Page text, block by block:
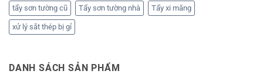
tẩy sơn tường cũ Tẩy sơn tường nhà Tẩy xi măng
xử lý sắt thép bị gỉ
DANH SÁCH SẢN PHẨM